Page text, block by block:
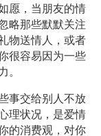
愿，当朋友的情
略那些默默关注
物送情人，或者
很容易因为一些
事交给别人不放
理状况，是爱情
的消费观，对你